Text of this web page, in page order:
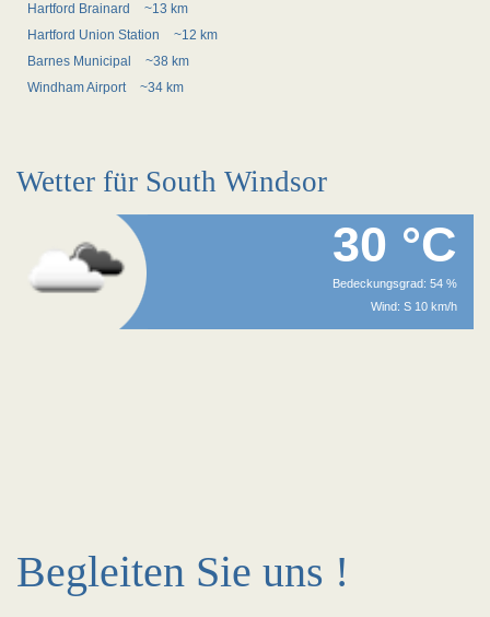
Hartford Brainard
~13 km
Hartford Union Station
~12 km
Barnes Municipal
~38 km
Windham Airport
~34 km
Wetter für South Windsor
30 °C
Bedeckungsgrad: 54 %
Wind: S 10 km/h
Begleiten Sie uns !